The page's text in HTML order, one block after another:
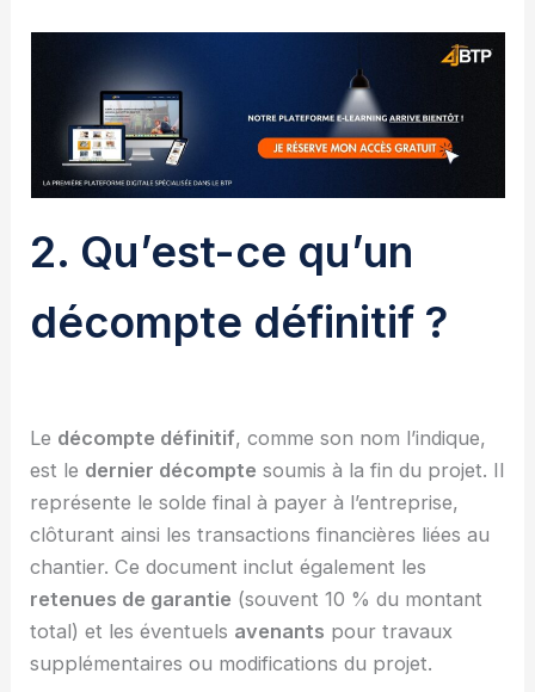
2. Qu’est-ce qu’un
décompte définitif ?
Le décompte définitif, comme son nom l’indique,
est le dernier décompte soumis à la fin du projet. Il
représente le solde final à payer à l’entreprise,
clôturant ainsi les transactions financières liées au
chantier. Ce document inclut également les
retenues de garantie (souvent 10 % du montant
total) et les éventuels avenants pour travaux
supplémentaires ou modifications du projet.